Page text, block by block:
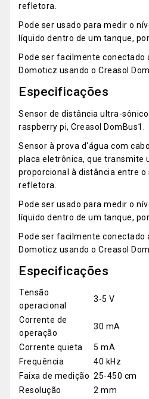
refletora.
Pode ser usado para medir o
líquido dentro de um tanque,
Pode ser facilmente conectado
Domoticz usando o Creasol
Especificações
Sensor de distância ultra-
raspberry pi, Creasol DomBus1.
Sensor à prova d'água com
placa eletrônica, que transmite
proporcional à distância entre o
refletora.
Pode ser usado para medir o
líquido dentro de um tanque,
Pode ser facilmente conectado
Domoticz usando o Creasol
Especificações
Tensão
operacional
3-5 V
Corrente de
operação
30 mA
Corrente quieta
5 mA
Frequência
40 kHz
Faixa de medição 25-450 cm
Resolução
2 mm